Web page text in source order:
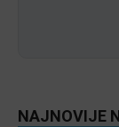
NAJNOVIJE